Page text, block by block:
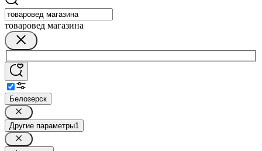
товаровед магазина
Белозерск
Другие параметры1